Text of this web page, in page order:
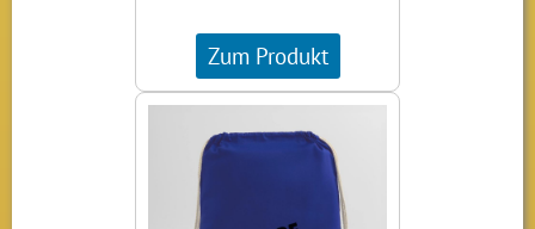
Zum Produkt